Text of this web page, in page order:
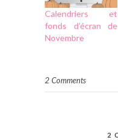
Calendriers et
fonds d’écran de
Novembre
2 Comments
2